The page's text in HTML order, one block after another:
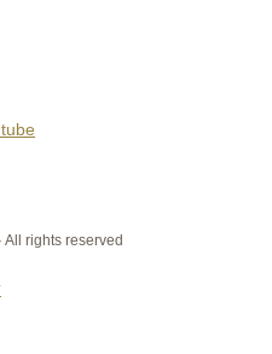
All rights reserved